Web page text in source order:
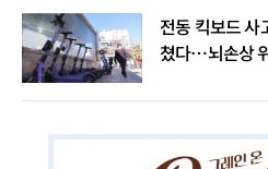
전동 킥보드
쳤다…뇌손상